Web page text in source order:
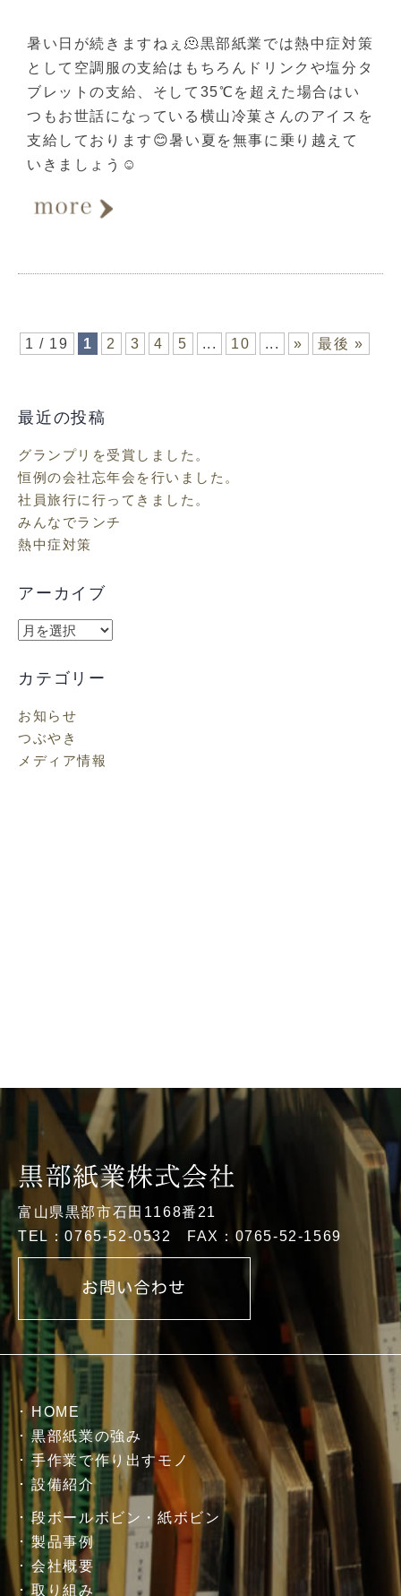
暑い日が続きますねぇ🫠黒部紙業では熱中症対策
として空調服の支給はもちろんドリンクや塩分タ
ブレットの支給、そして35℃を超えた場合はい
つもお世話になっている横山冷菓さんのアイスを
支給しております😊暑い夏を無事に乗り越えて
いきましょう☺️
1 / 19 1 2 3 4 5 ... 10 ... » 最後 »
最近の投稿
グランプリを受賞しました。
恒例の会社忘年会を行いました。
社員旅行に行ってきました。
みんなでランチ
熱中症対策
アーカイブ
ア
カ
ブ
カテゴリー
お知らせ
つぶやき
メディア情報
富山県黒部市石田1168番21
TEL：0765-52-0532 FAX：0765-52-1569
HOME
黒部紙業の強み
手作業で作り出すモノ
設備紹介
段ボールボビン・紙ボビン
製品事例
会社概要
取り組み